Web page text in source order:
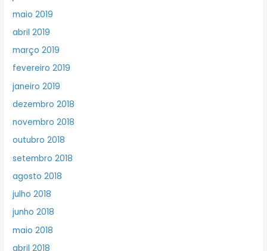
maio 2019
abril 2019
março 2019
fevereiro 2019
janeiro 2019
dezembro 2018
novembro 2018
outubro 2018
setembro 2018
agosto 2018
julho 2018
junho 2018
maio 2018
abril 2018